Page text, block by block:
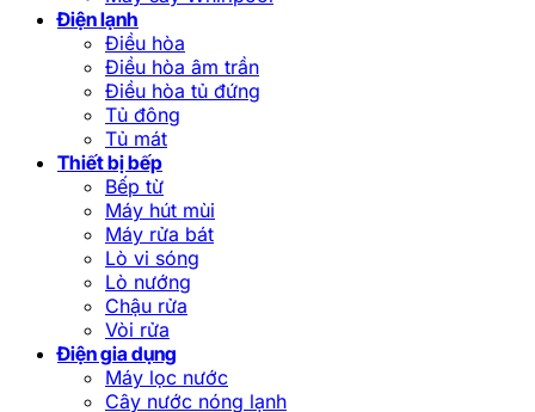
Điện lạnh
Điều hòa
Điều hòa âm trần
Điều hòa tủ đứng
Tủ đông
Tủ mát
Thiết bị bếp
Bếp từ
Máy hút mùi
Máy rửa bát
Lò vi sóng
Lò nướng
Chậu rửa
Vòi rửa
Điện gia dụng
Máy lọc nước
Cây nước nóng lạnh